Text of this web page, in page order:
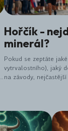
Hořčík -
minerál?
Pokud se zeptáte
vytrvalostního), jaký
na závody,
ale také když
stresujícím a